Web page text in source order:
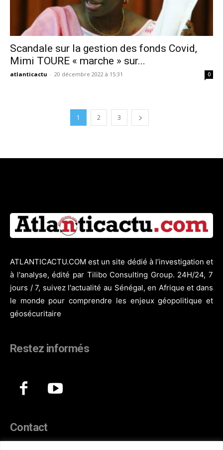
Scandale sur la gestion des fonds Covid,
Mimi TOURE « marche » sur...
atlanticactu - 20 décembre 2022 à 15:31 0
1 2 3
ATLANTICACTU.COM est un site dédié à l’investigation et
à l'analyse, édité par Tilibo Consulting Group. 24H/24, 7
jours / 7, suivez l'actualité au Sénégal, en Afrique et dans
le monde pour comprendre les enjeux géopolitique et
géosécuritaire
Restez informés
Contact